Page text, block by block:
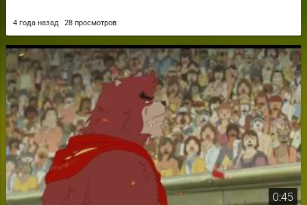
4 года назад 28 просмотров
0:45